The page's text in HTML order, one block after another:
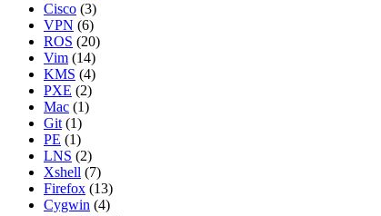
Cisco (3)
VPN (6)
ROS (20)
Vim (14)
KMS (4)
PXE (2)
Mac (1)
Git (1)
PE (1)
LNS (2)
Xshell (7)
Firefox (13)
Cygwin (4)